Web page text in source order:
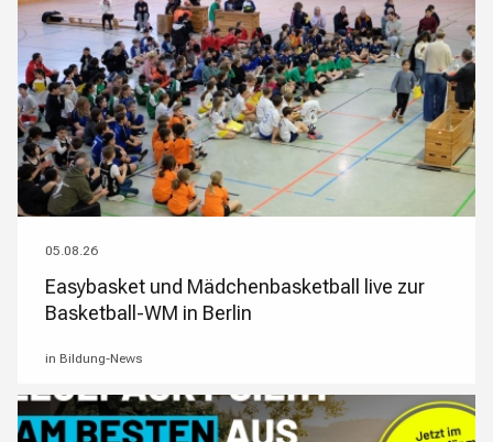
05.08.26
Easybasket und Mädchenbasketball live zur
Basketball-WM in Berlin
in Bildung-News